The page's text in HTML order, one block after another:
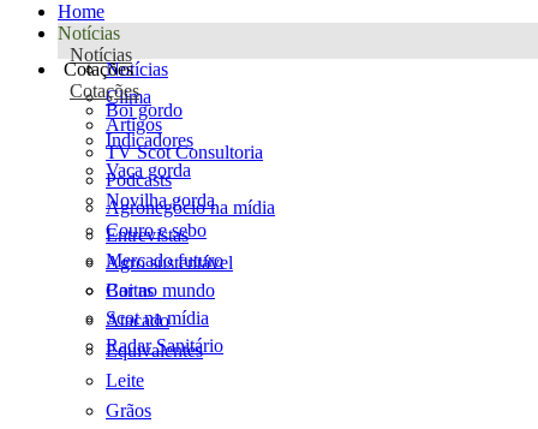
Home
Notícias
Notícias
Notícias
Clima
Artigos
TV Scot Consultoria
Podcasts
Agronegócio na mídia
Entrevistas
Agro sustentável
Cartas
Scot na mídia
Radar Sanitário
Cotações
Cotações
Boi gordo
Indicadores
Vaca gorda
Novilha gorda
Couro e sebo
Mercado futuro
Boi no mundo
Atacado
Equivalentes
Leite
Grãos